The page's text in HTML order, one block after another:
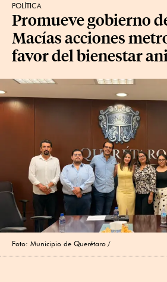
POLÍTICA
Promueve gobierno
Macías acciones
favor del bienestar
Foto: Municipio de Querétaro